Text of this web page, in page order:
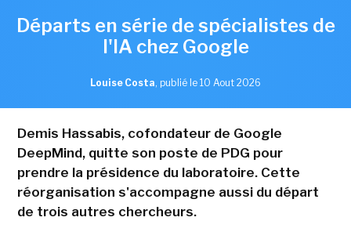
Départs en série de spécialistes de
l'IA chez Google
Louise Costa, publié le 10 Aout 2026
Demis Hassabis, cofondateur de Google
DeepMind, quitte son poste de PDG pour
prendre la présidence du laboratoire. Cette
réorganisation s'accompagne aussi du départ
de trois autres chercheurs.